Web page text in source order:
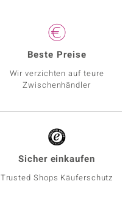
Beste Preise
Wir verzichten auf teure
Zwischenhändler
Sicher einkaufen
Trusted Shops Käuferschutz